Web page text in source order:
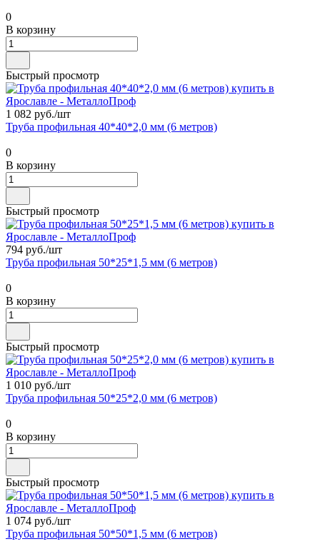
0
В корзину
Быстрый просмотр
1 082 руб./шт
Труба профильная 40*40*2,0 мм (6 метров)
0
В корзину
Быстрый просмотр
794 руб./шт
Труба профильная 50*25*1,5 мм (6 метров)
0
В корзину
Быстрый просмотр
1 010 руб./шт
Труба профильная 50*25*2,0 мм (6 метров)
0
В корзину
Быстрый просмотр
1 074 руб./шт
Труба профильная 50*50*1,5 мм (6 метров)